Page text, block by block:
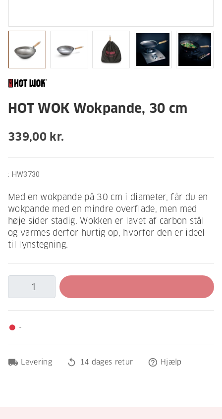
HOT WOK Wokpande, 30 cm
339,00 kr.
: HW3730
Med en wokpande på 30 cm i diameter, får du en
wokpande med en mindre overflade, men med
høje sider stadig. Wokken er lavet af carbon stål
og varmes derfor hurtig op, hvorfor den er ideel
til lynstegning.
fiber_manual_record -
local_shipping Levering replay 14 dages retur help_outline Hjælp